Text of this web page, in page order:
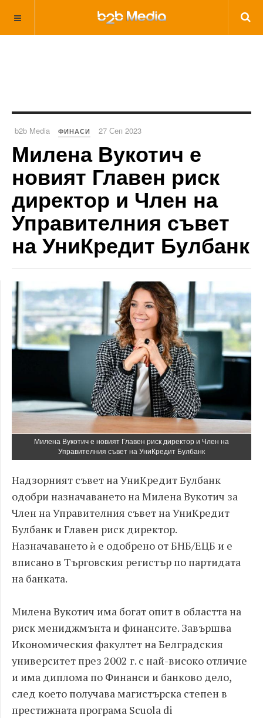
b2b Media ФИНАСИ 27 Сеп 2023
Милена Вукотич е
новият Главен риск
директор и Член на
Управителния съвет
на УниКредит Булбанк
Милена Вукотич е новият Главен риск директор и Член на
Управителния съвет на УниКредит Булбанк
Надзорният съвет на УниКредит Булбанк
одобри назначаването на Милена Вукотич за
Член на Управителния съвет на УниКредит
Булбанк и Главен риск директор.
Назначаването ѝ е одобрено от БНБ/ЕЦБ и е
вписано в Търговския регистър по партидата
на банката.
Милена Вукотич има богат опит в областта на
риск мениджмънта и финансите. Завършва
Икономическия факултет на Белградския
университет през 2002 г. с най-високо отличие
и има диплома по Финанси и банково дело,
след което получава магистърска степен в
престижната програма Scuola di